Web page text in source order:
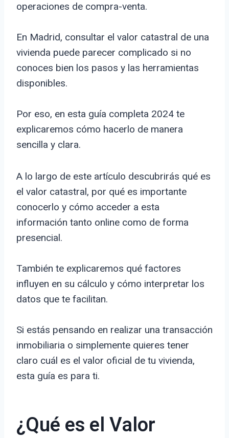
operaciones de compra-venta.
En Madrid, consultar el valor catastral de una
vivienda puede parecer complicado si no
conoces bien los pasos y las herramientas
disponibles.
Por eso, en esta guía completa 2024 te
explicaremos cómo hacerlo de manera
sencilla y clara.
A lo largo de este artículo descubrirás qué es
el valor catastral, por qué es importante
conocerlo y cómo acceder a esta
información tanto online como de forma
presencial.
También te explicaremos qué factores
influyen en su cálculo y cómo interpretar los
datos que te facilitan.
Si estás pensando en realizar una transacción
inmobiliaria o simplemente quieres tener
claro cuál es el valor oficial de tu vivienda,
esta guía es para ti.
¿Qué es el Valor